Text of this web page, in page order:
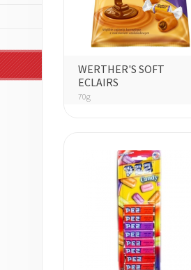
WERTHER'S SOFT
ECLAIRS
70g